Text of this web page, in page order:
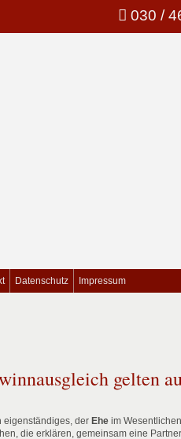
030 /
Datenschutz Impressum
gelten
eigenständiges, der Ehe im Wesentlichen
die erklären, gemeinsam eine